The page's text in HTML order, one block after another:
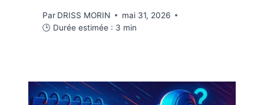
Par DRISS MORIN
mai 31, 2026
🕒 Durée estimée : 3 min